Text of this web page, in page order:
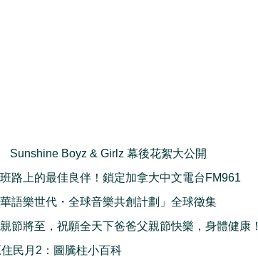
Sunshine Boyz & Girlz 幕後花絮大公開
路上的最佳良伴！鎖定加拿大中文電台FM961
華語樂世代・全球音樂共創計劃」全球徵集
節將至，祝願全天下爸爸父親節快樂，身體健康！
民月2：圖騰柱小百科